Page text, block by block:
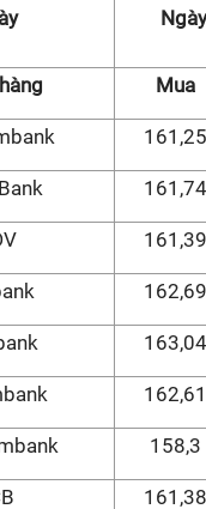
Mua
161,25
161,74
161,39
162,69
163,04
162,61
158,3
161,38